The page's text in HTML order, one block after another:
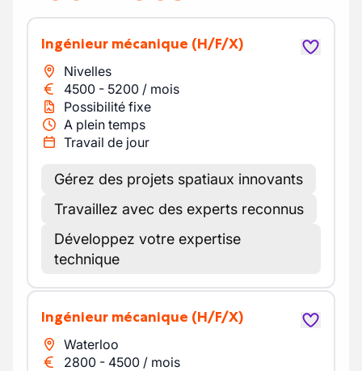
Ingénieur mécanique (H/F/X)
Nivelles
4500 - 5200 / mois
Possibilité fixe
A plein temps
Travail de jour
Gérez des projets spatiaux innovants
Travaillez avec des experts reconnus
Développez votre expertise
technique
Ingénieur mécanique (H/F/X)
Waterloo
2800 - 4500 / mois